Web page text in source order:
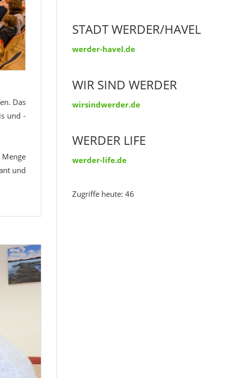
Das
und -
und
STADT WERDER/HAVEL
werder-havel.de
WIR SIND WERDER
wirsindwerder.de
WERDER LIFE
werder-life.de
Zugriffe heute: 46